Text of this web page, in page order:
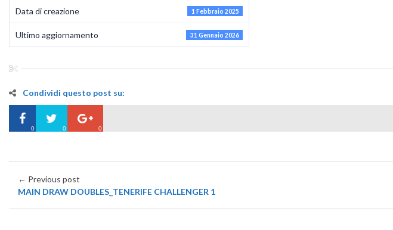
Data di creazione 1 Febbraio 2025
Ultimo aggiornamento 31 Gennaio 2026
Condividi questo post su:
0 0 0
← Previous post
MAIN DRAW DOUBLES_TENERIFE CHALLENGER 1